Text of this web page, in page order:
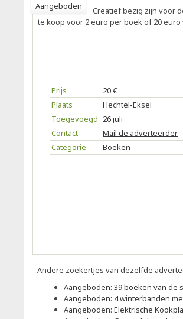
Aangeboden
Creatief bezig zijn voor
te koop voor 2 euro per boek of 20 euro
Prijs
20 €
Plaats
Hechtel-Eksel
Toegevoegd 26 juli
Contact
Mail de adverteerder
Categorie
Boeken
Andere zoekertjes van dezelfde
Aangeboden: 39 boeken van de
Aangeboden: 4 winterbanden
Aangeboden: Elektrische